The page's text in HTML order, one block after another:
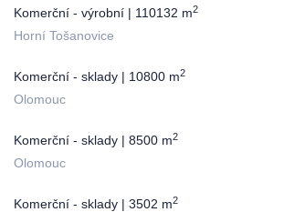
Komerční - výrobní | 110132 m2
Horní Tošanovice
Komerční - sklady | 10800 m2
Olomouc
Komerční - sklady | 8500 m2
Olomouc
Komerční - sklady | 3502 m2